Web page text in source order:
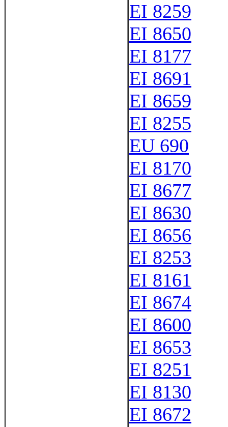
EI 8259
EI 8650
EI 8177
EI 8691
EI 8659
EI 8255
EU 690
EI 8170
EI 8677
EI 8630
EI 8656
EI 8253
EI 8161
EI 8674
EI 8600
EI 8653
EI 8251
EI 8130
EI 8672